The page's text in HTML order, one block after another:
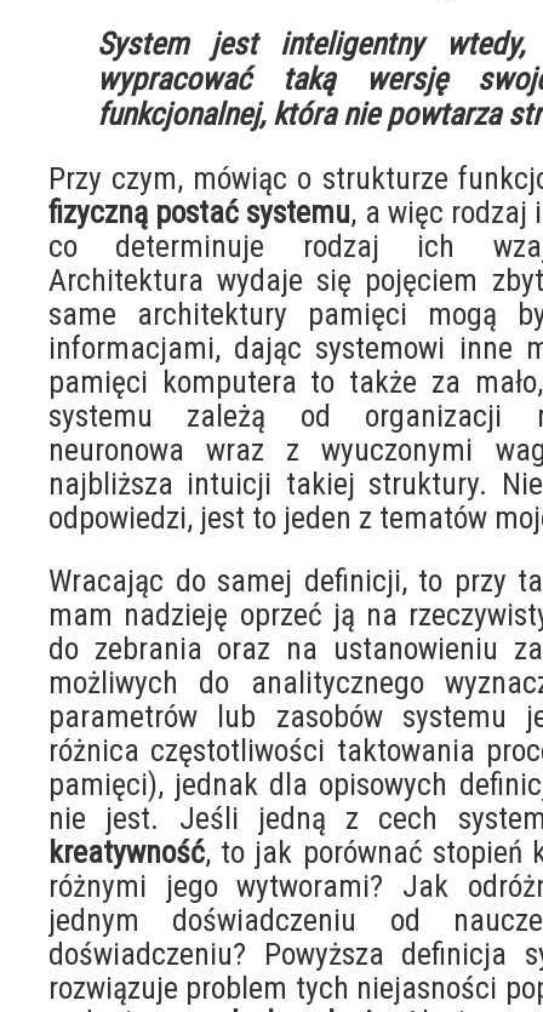
System jest inteligentny
wypracować taką wersję
funkcjonalnej, która nie powtarza
Przy czym, mówiąc o strukturze
fizyczną postać systemu, a więc rodzaj
co determinuje rodzaj ich
Architektura wydaje się pojęciem
same architektury pamięci mogą
informacjami, dając systemowi inne
pamięci komputera to także za
systemu zależą od organizacji
neuronowa wraz z wyuczonymi
najbliższa intuicji takiej struktury.
odpowiedzi, jest to jeden z tematów
Wracając do samej definicji, to przy
mam nadzieję oprzeć ją na
do zebrania oraz na ustanowieniu
możliwych do analitycznego
parametrów lub zasobów systemu
różnica częstotliwości taktowania
pamięci), jednak dla opisowych
nie jest. Jeśli jedną z cech
kreatywność, to jak porównać stopień
różnymi jego wytworami? Jak
jednym doświadczeniu od
doświadczeniu? Powyższa definicja
rozwiązuje problem tych niejasności